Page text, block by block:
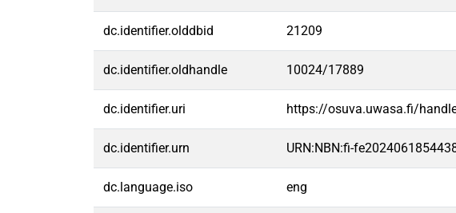
dc.identifier.olddbid 21209
dc.identifier.oldhandle 10024/17889
dc.identifier.uri https://osuva.uwasa.fi/
dc.identifier.urn URN:NBN:fi-
dc.language.iso eng